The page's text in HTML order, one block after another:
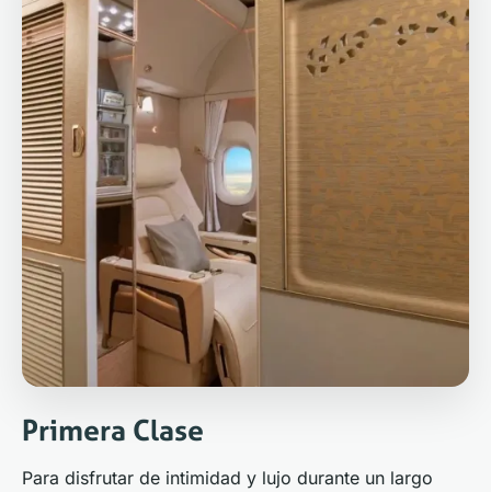
Primera Clase
Para disfrutar de intimidad y lujo durante un largo